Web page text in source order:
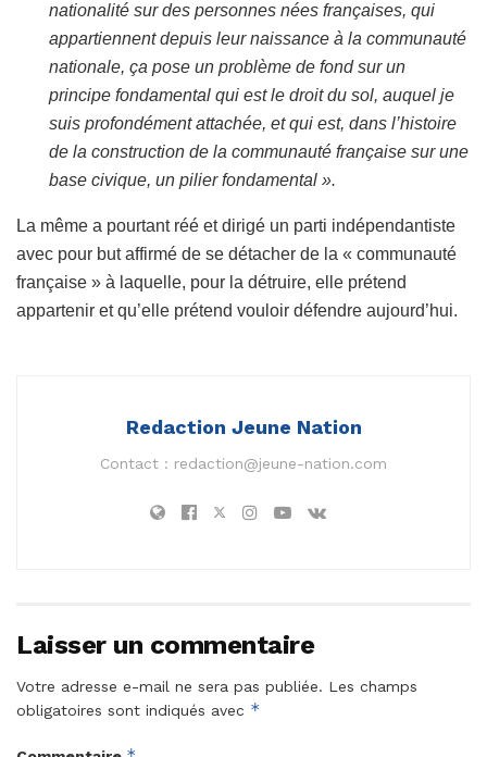
nationalité sur des personnes nées françaises, qui
appartiennent depuis leur naissance à la communauté
nationale, ça pose un problème de fond sur un
principe fondamental qui est le droit du sol, auquel je
suis profondément attachée, et qui est, dans l’histoire
de la construction de la communauté française sur une
base civique, un pilier fondamental ».
La même a pourtant réé et dirigé un parti indépendantiste
avec pour but affirmé de se détacher de la « communauté
française » à laquelle, pour la détruire, elle prétend
appartenir et qu’elle prétend vouloir défendre aujourd’hui.
Redaction Jeune Nation
Contact : redaction@jeune-nation.com
Laisser un commentaire
Votre adresse e-mail ne sera pas publiée. Les champs
obligatoires sont indiqués avec *